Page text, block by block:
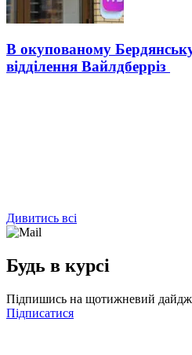
В окупованому
відділення Вайлдберріз
Дивитись всі
Будь в курсі
Підпишись на щотижневий
Підписатися